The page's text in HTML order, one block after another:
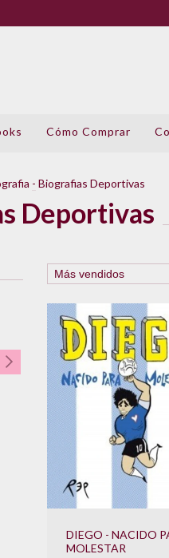
Cómo Comprar
- Biografias Deportivas
Deportivas
DIEGO - NACIDO
MOLESTAR